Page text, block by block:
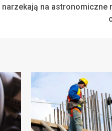
narzekają na astronomiczne